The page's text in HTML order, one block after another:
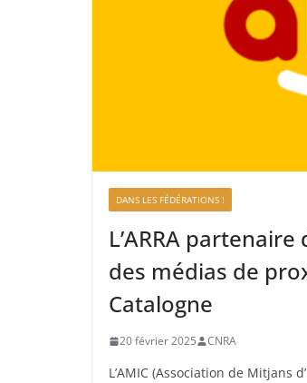
DANS LES FÉDÉRATIONS !
L’ARRA
des médias de
Catalogne
20 février 2025 CNRA
L’AMIC (Association de Mitjans